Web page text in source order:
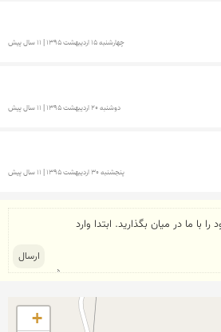
چهارشنبه 15 ارديبهشت 1395 | 11 سال پیش
دوشنبه 20 ارديبهشت 1395 | 11 سال پیش
پنجشنبه 30 ارديبهشت 1395 | 11 سال پیش
+